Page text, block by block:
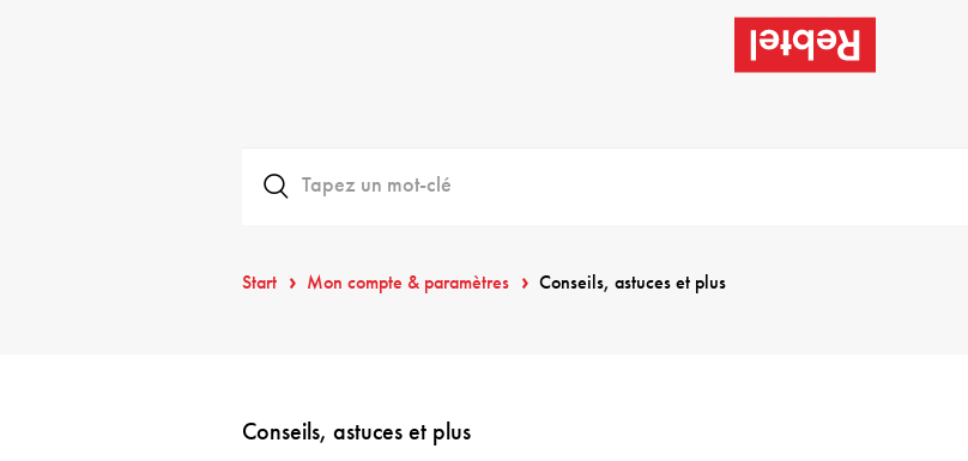
Start Mon compte & paramètres Conseils, astuces et plus
Conseils, astuces et plus